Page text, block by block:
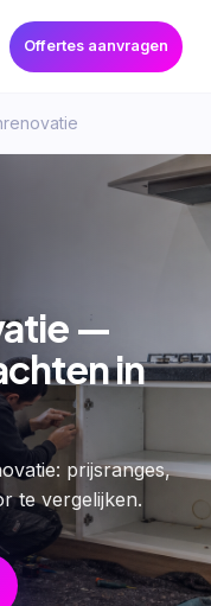
Offertes aanvragen
—
in
prijsranges,
te vergelijken.